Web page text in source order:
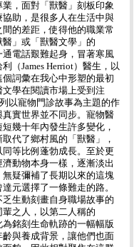
，面對「獸醫」刻板印象
助，是很多人在生活中與
的差距，使得他的職業常
」或「獸醫文學」的
通電話艱難起身，冒著寒風
（James Herriot）醫生，以
詞彙在我心中形塑的最初
學在閱讀市場上受到注
以寵物門診故事為主題的作
實世界並不同步。寵物醫
幾十年內發生許多變化，
代了鄉村風的「獸醫」，
等比例蓬勃成長。至於更
動物本身一樣，逐漸淡出
疑彌補了長期以來的這塊
元選擇了一條難走的路。
生動刻畫自身職場故事的
之人，以第二人稱的
為銘刻生命軌跡的一幅幅版
與養成背景，讓他們也面